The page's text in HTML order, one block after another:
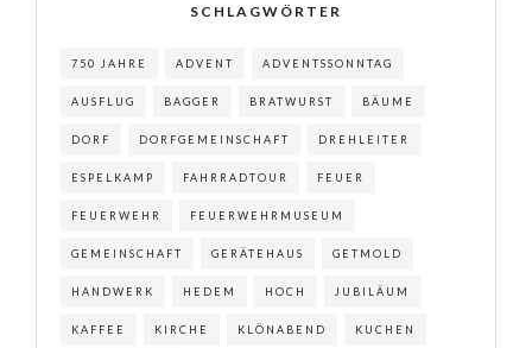
SCHLAGWÖRTER
750 JAHRE ADVENT ADVENTSSONNTAG
AUSFLUG BAGGER BRATWURST BÄUME
DORF DORFGEMEINSCHAFT DREHLEITER
ESPELKAMP FAHRRADTOUR FEUER
FEUERWEHR FEUERWEHRMUSEUM
GEMEINSCHAFT GERÄTEHAUS GETMOLD
HANDWERK HEDEM HOCH JUBILÄUM
KAFFEE KIRCHE KLÖNABEND KUCHEN